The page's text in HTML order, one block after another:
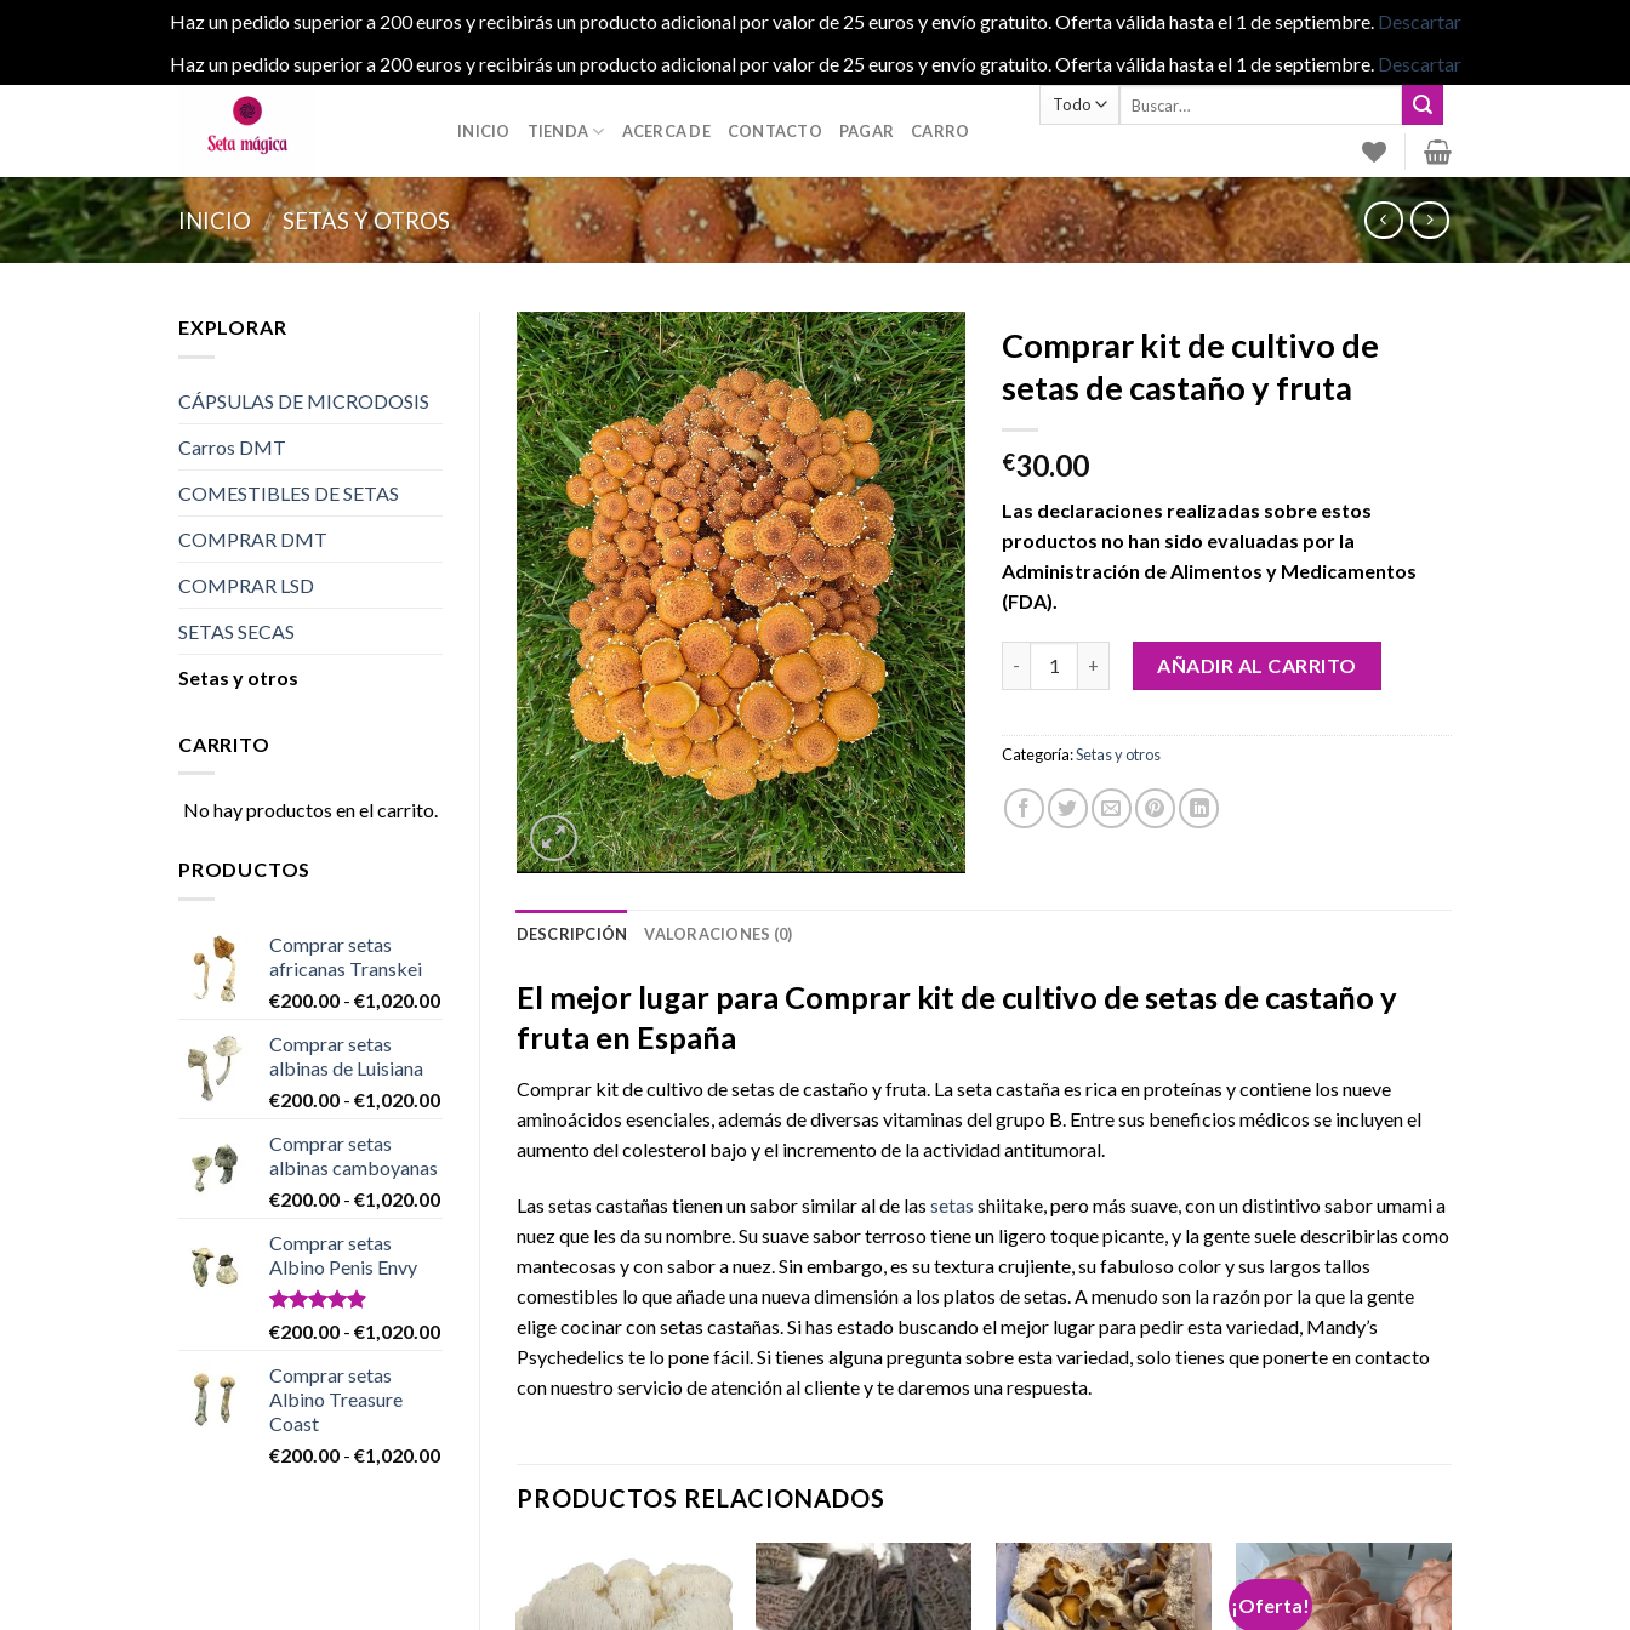
Haz un pedido superior a 200 euros y recibirás un producto adicional por valor de 25 euros y envío gratuito. Oferta válida hasta el 1 de septiembre. Descartar
Haz un pedido superior a 200 euros y recibirás un producto adicional por valor de 25 euros y envío gratuito. Oferta válida hasta el 1 de septiembre. Descartar
INICIO TIENDA ACERCA DE CONTACTO PAGAR CARRO
Buscar
INICIO / SETAS Y OTROS
EXPLORAR
CÁPSULAS DE MICRODOSIS
Carros DMT
COMESTIBLES DE SETAS
COMPRAR DMT
COMPRAR LSD
SETAS SECAS
Setas y otros
CARRITO
No hay productos en el carrito.
PRODUCTOS
Comprar setas
africanas Transkei
€200.00 - €1,020.00Rango
€200.00
€1,020.00
Comprar setas
albinas de Luisiana
€200.00 - €1,020.00Rango
€200.00
€1,020.00
Comprar setas
albinas camboyanas
€200.00 - €1,020.00Rango
hasta
€1,020.00
Comprar setas
Albino Penis Envy
Valorado
de 5
€200.00 - €1,020.00Rango
hasta
Comprar setas
Albino Treasure
Coast
€200.00 - €1,020.00Rango
€1,020.00
Add to
wishlist
Comprar kit de cultivo de
setas de castaño y fruta
€30.00
Las declaraciones realizadas sobre estos
productos no han sido evaluadas por la
Administración de Alimentos y Medicamentos
(FDA).
Comprar kit de cultivo de setas de castaño y fruta cantidad
AÑADIR AL CARRITO
Categoría:Setas y otros
DESCRIPCIÓN VALORACIONES (0)
El mejor lugar para Comprar kit de cultivo de setas de castaño y
fruta en España
Comprar kit de cultivo de setas de castaño y fruta. La seta castaña es rica en proteínas y contiene los nueve
aminoácidos esenciales, además de diversas vitaminas del grupo B. Entre sus beneficios médicos se incluyen el
aumento del colesterol bajo y el incremento de la actividad antitumoral.
Las setas castañas tienen un sabor similar al de las setas shiitake, pero más suave, con un distintivo sabor umami a
nuez que les da su nombre. Su suave sabor terroso tiene un ligero toque picante, y la gente suele describirlas como
mantecosas y con sabor a nuez. Sin embargo, es su textura crujiente, su fabuloso color y sus largos tallos
comestibles lo que añade una nueva dimensión a los platos de setas. A menudo son la razón por la que la gente
elige cocinar con setas castañas. Si has estado buscando el mejor lugar para pedir esta variedad, Mandy’s
Psychedelics te lo pone fácil. Si tienes alguna pregunta sobre esta variedad, solo tienes que ponerte en contacto
con nuestro servicio de atención al cliente y te daremos una respuesta.
PRODUCTOS RELACIONADOS
¡Oferta!